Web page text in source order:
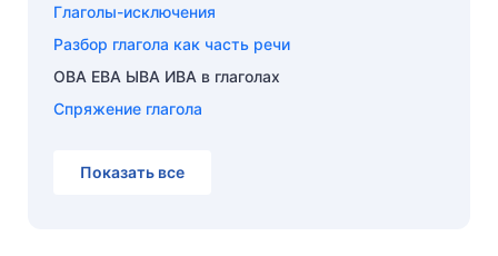
Глаголы-исключения
Разбор глагола как часть речи
ОВА ЕВА ЫВА ИВА в глаголах
Спряжение глагола
Показать все